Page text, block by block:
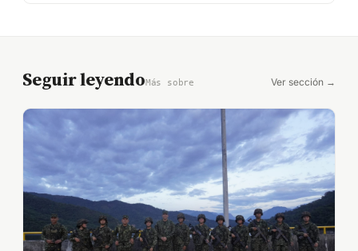
Seguir leyendoMás sobre Ver sección →